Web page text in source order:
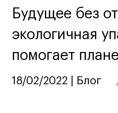
Ювелирный дизайн
Сценография
Фотография и видео
Промышленный и
Бизнес и маркетинг
Будущее без
экологичная
помогает
18/02/2022 | Блог